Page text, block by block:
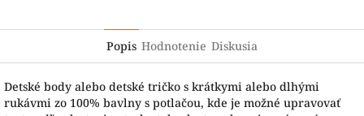
Popis Hodnotenie Diskusia
Detské body alebo detské tričko s krátkymi alebo dlhými
rukávmi zo 100% bavlny s potlačou, kde je možné upravovať